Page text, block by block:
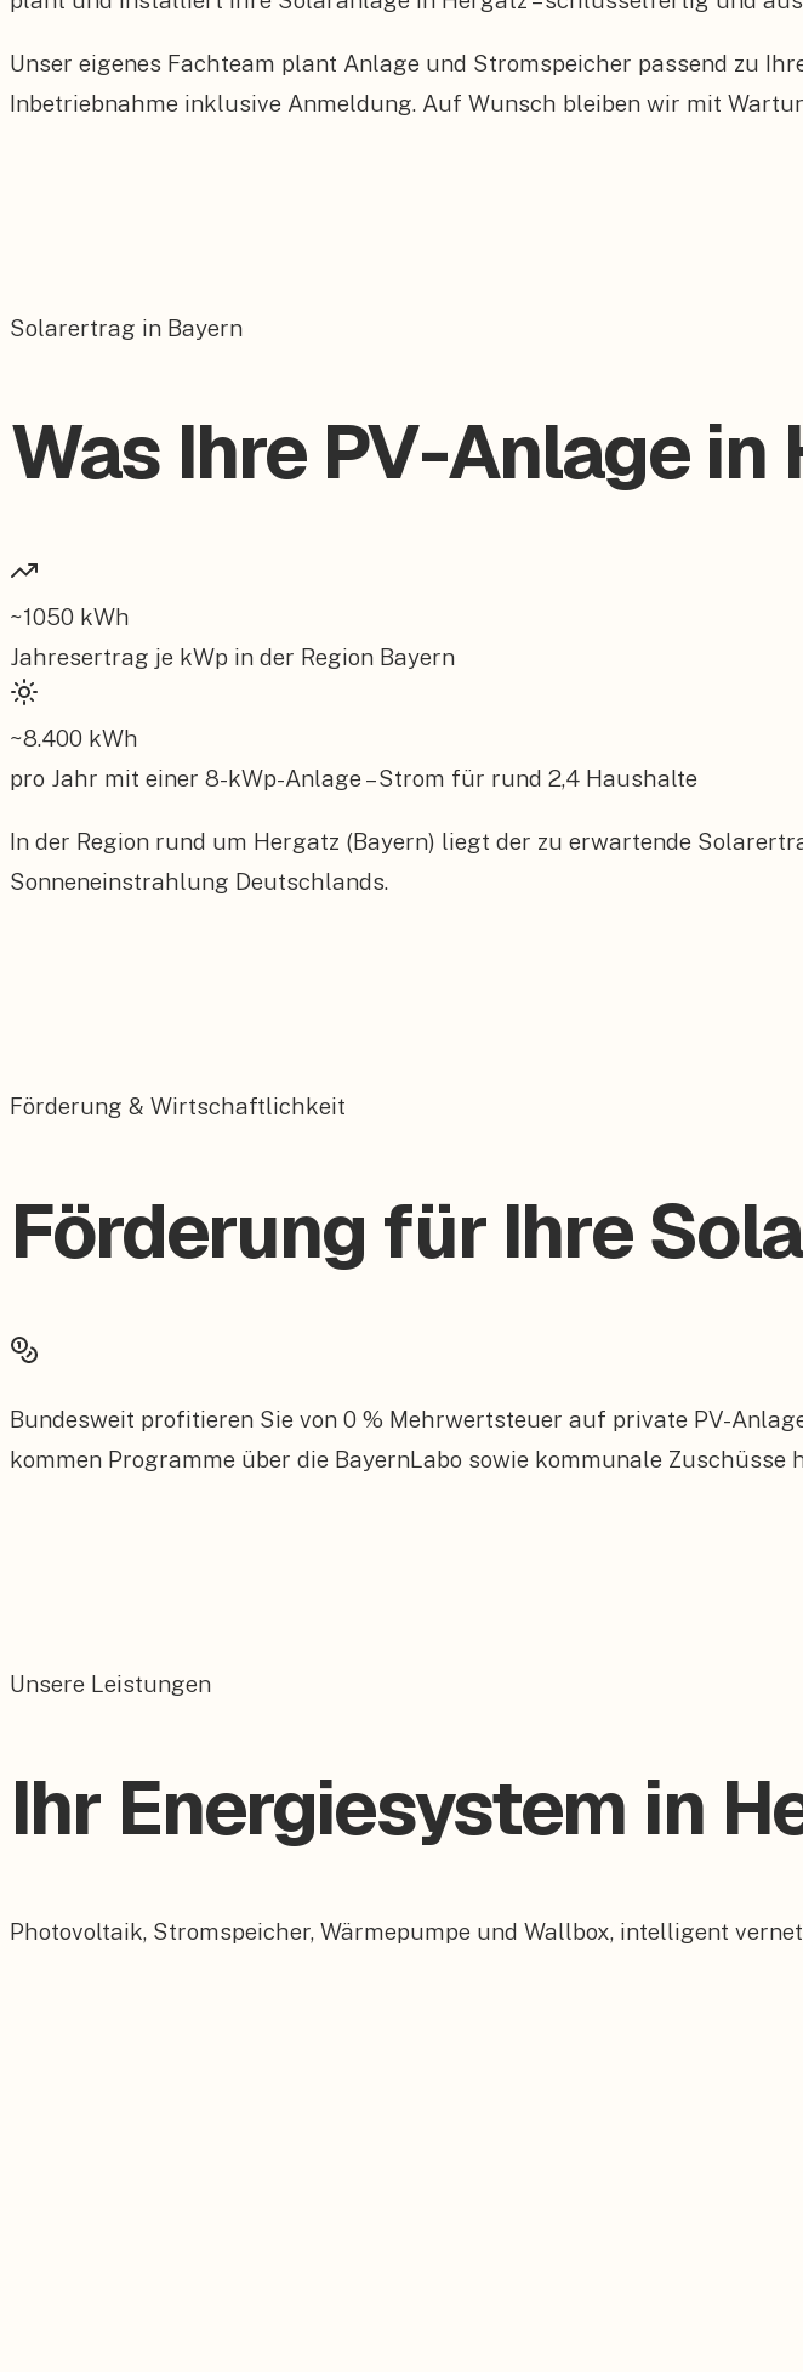
Unser eigenes Fachteam plant Anlage und Stromspeicher passend zu
Inbetriebnahme inklusive Anmeldung. Auf Wunsch bleiben wir mit
Solarertrag in Bayern
Was Ihre PV-Anlage
~1050 kWh
Jahresertrag je kWp in der Region Bayern
~8.400 kWh
pro Jahr mit einer 8-kWp-Anlage – Strom für rund 2,4 Haushalte
In der Region rund um Hergatz (Bayern) liegt der zu erwartende
Sonneneinstrahlung Deutschlands.
Förderung & Wirtschaftlichkeit
Förderung für Ihre
Bundesweit profitieren Sie von 0 % Mehrwertsteuer auf private PV-
kommen Programme über die BayernLabo sowie kommunale
Unsere Leistungen
Ihr Energiesystem in
Photovoltaik, Stromspeicher, Wärmepumpe und Wallbox, intelligent